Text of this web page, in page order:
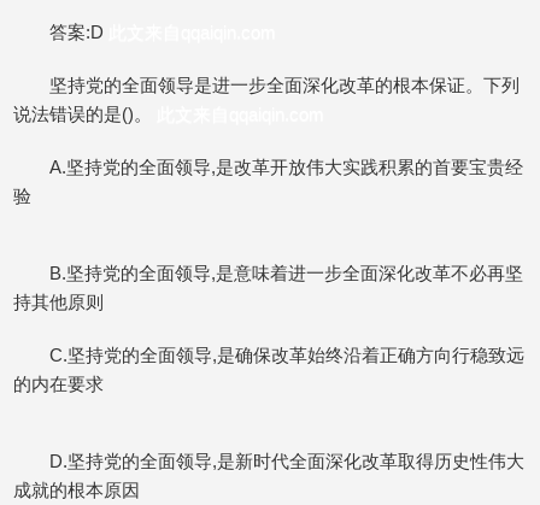
答案:D
坚持党的全面领导是进一步全面深化改革的根本保证。下列
说法错误的是()。
A.坚持党的全面领导,是改革开放伟大实践积累的首要宝贵经
验
B.坚持党的全面领导,是意味着进一步全面深化改革不必再坚
持其他原则
C.坚持党的全面领导,是确保改革始终沿着正确方向行稳致远
的内在要求
D.坚持党的全面领导,是新时代全面深化改革取得历史性伟大
成就的根本原因